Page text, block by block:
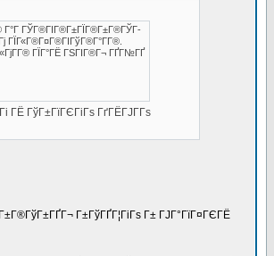
Г°Г ГЎГ®ГІГ®Г±ГЇГ®Г±Г®ГЎГ­
ГЇГ«Г®Г¤Г®ГІГўГ®Г°Г­Г®.
ГЇГ°ГЁ ГЅГІГ®Г¬ ГҐГ№ГҐ
ГЁ ГўГ±ГїГЄГіГѕ ГґГЁГЈГ­Гѕ
Г±ГўГҐГ¦ГіГѕ Г± ГЈГ°ГїГ¤ГЄГЁ